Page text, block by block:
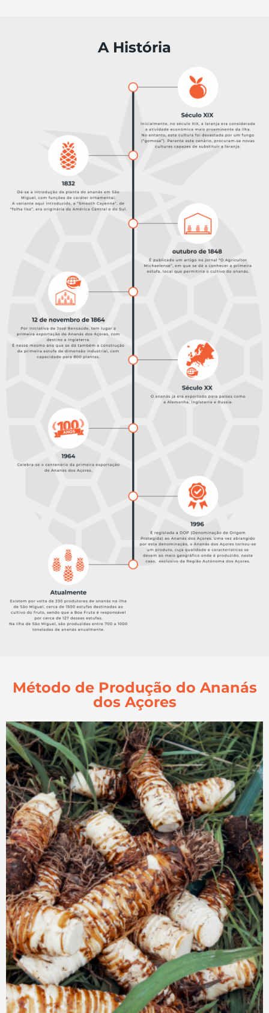
A História
Método de Produção do Ananás
dos Açores